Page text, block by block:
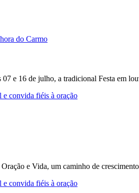
e 16 de julho, a tradicional Festa em
e convida fiéis à oração
e Vida, um caminho de
e convida fiéis à oração